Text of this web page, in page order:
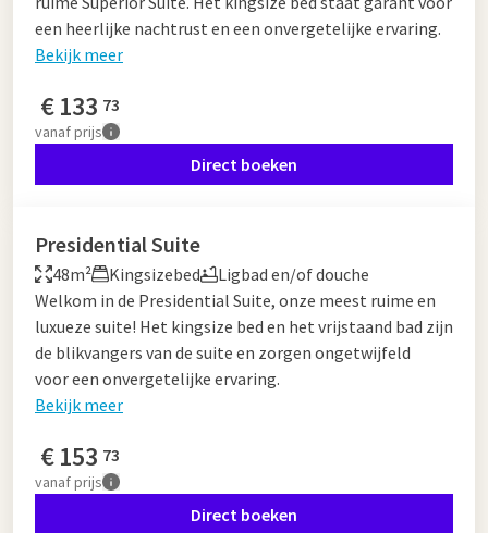
een heerlijke nachtrust en een onvergetelijke ervaring.
Bekijk meer
€133 73
vanafprijs
Direct boeken
Presidential Suite
48m² Kingsizebed
Ligbad en/of douche
Welkom in de Presidential Suite, onze meest ruime en
luxueze suite! Het kingsize bed en het vrijstaand bad zijn
de blikvangers van de suite en zorgen ongetwijfeld
voor een onvergetelijke ervaring.
Bekijk meer
€153 73
vanafprijs
Direct boeken